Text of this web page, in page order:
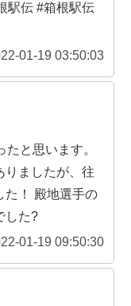
伝 #箱根駅伝
01-19 03:50:03
と思います。
りましたが、往
た！ 殿地選手の
した?
01-19 09:50:30